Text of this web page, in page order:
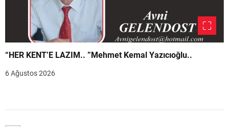
“HER KENT’E LAZIM.. ”Mehmet Kemal Yazıcıoğlu..
6 Ağustos 2026